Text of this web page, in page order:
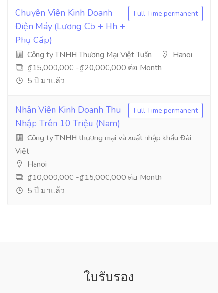
Chuyên Viên Kinh Doanh
Điện Máy (Lương Cb + Hh +
Phụ Cấp)
Công ty TNHH Thương Mại Việt Tuấn
Hanoi
₫15,000,000 -₫20,000,000 ต่อ Month
5 ปี มาแล้ว
Full Time permanent
Nhân Viên Kinh Doanh Thu
Nhập Trên 10 Triệu (Nam)
Công ty TNHH thương mại và xuất nhập khẩu Đài
Việt
Hanoi
₫10,000,000 -₫15,000,000 ต่อ Month
5 ปี มาแล้ว
Full Time permanent
ใบรับรอง